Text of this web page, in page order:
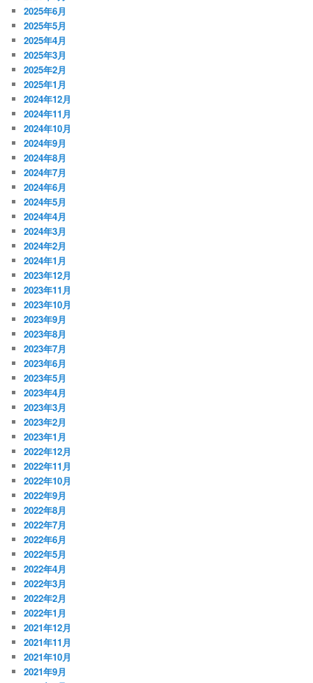
2025年6月
2025年5月
2025年4月
2025年3月
2025年2月
2025年1月
2024年12月
2024年11月
2024年10月
2024年9月
2024年8月
2024年7月
2024年6月
2024年5月
2024年4月
2024年3月
2024年2月
2024年1月
2023年12月
2023年11月
2023年10月
2023年9月
2023年8月
2023年7月
2023年6月
2023年5月
2023年4月
2023年3月
2023年2月
2023年1月
2022年12月
2022年11月
2022年10月
2022年9月
2022年8月
2022年7月
2022年6月
2022年5月
2022年4月
2022年3月
2022年2月
2022年1月
2021年12月
2021年11月
2021年10月
2021年9月